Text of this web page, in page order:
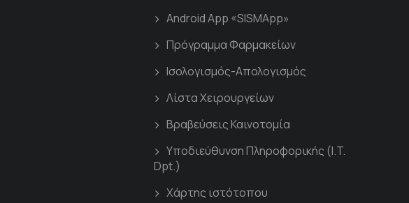
Android App «SISMApp»
Πρόγραμμα Φαρμακείων
Ισολογισμός-Απολογισμός
Λίστα Χειρουργείων
Βραβεύσεις Καινοτομία
Υποδιεύθυνση Πληροφορικής (I.T.
Dpt.)
Χάρτης ιστότοπου